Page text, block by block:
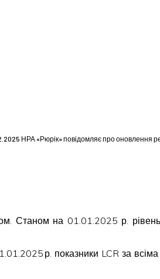
НРА «Рюрік» повідомляє про оновлення
Станом на 01.01.2025 р.
р. показники LCR за